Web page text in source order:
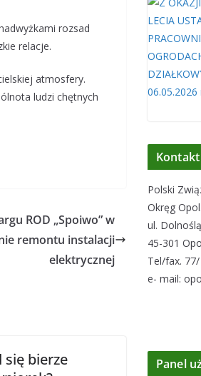
rozsad
relacje.
atmosfery.
ludzi chętnych
ROD „Spoiwo” w
remontu instalacji
elektrycznej
się bierze
Kontakt
Polski
Okręg
ul.
45-301
Tel/fax.
e- mail:
Panel